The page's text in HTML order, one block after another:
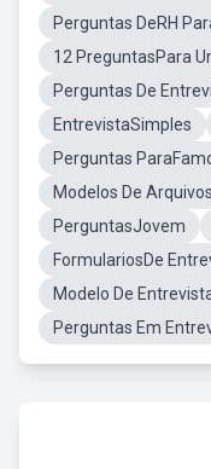
Perguntas DeRH
12 PreguntasPara
Perguntas De
EntrevistaSimples
Perguntas
Modelos De
PerguntasJovem
FormulariosDe
Modelo De
Perguntas Em